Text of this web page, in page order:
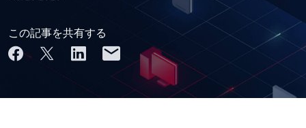
この記事を共有する